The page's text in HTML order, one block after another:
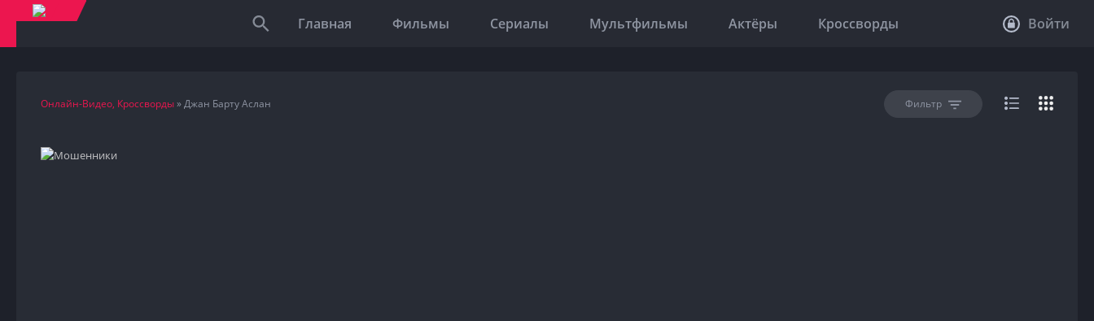
Войти
Главная Фильмы Сериалы Мультфильмы Актёры Кроссворды
Онлайн-Видео, Кроссворды» Джан Барту Аслан Фильтр